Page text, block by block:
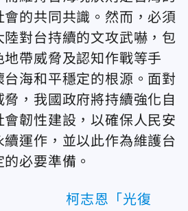
的共同共識。然而，必須
對台持續的文攻武嚇，包
帶威脅及認知作戰等手
海和平穩定的根源。面對
，我國政府將持續強化自
韌性建設，以確保人民安
運作，並以此作為維護台
必要準備。
柯志恩「光復